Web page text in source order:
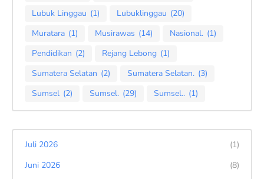
Lubuk Linggau (1) Lubuklinggau (20)
Muratara (1) Musirawas (14) Nasional. (1)
Pendidikan (2) Rejang Lebong (1)
Sumatera Selatan (2) Sumatera Selatan. (3)
Sumsel (2) Sumsel. (29) Sumsel.. (1)
Juli 2026
(1)
Juni 2026
(8)